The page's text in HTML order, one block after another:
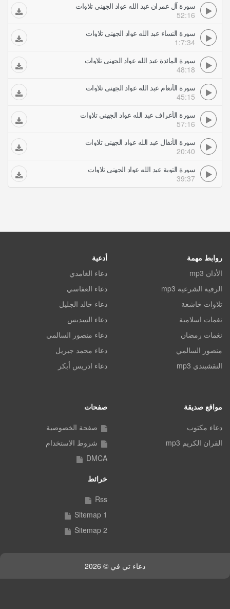
سورة آل عمران عبد الله عواد الجهني تلاوات
52:16
سورة النساء عبد الله عواد الجهني تلاوات
1:7:34
سورة المائدة عبد الله عواد الجهني تلاوات
48:18
سورة الأنعام عبد الله عواد الجهني تلاوات
45:15
سورة الأعراف عبد الله عواد الجهني تلاوات
57:16
سورة الأنفال عبد الله عواد الجهني تلاوات
20:40
سورة التوبة عبد الله عواد الجهني تلاوات
39:37
روابط مهمة
الأذان mp3
الرقية الشرعية mp3
تلاوات خاشعة
نغمات اسلامية
نغمات رمضان
منصور السالمي
النقشبندي mp3
أدعية
دعاء الغامدي
دعاء العفاسي
دعاء خالد الجليل
دعاء السديس
دعاء منصور السالمي
دعاء محمد جبريل
دعاء ادريس أبكر
مواقع صديقة
دعاء مكتوب
القران الكريم mp3
صفحات
صفحة الخصوصية
شروط الاستخدام
DMCA
خرائط
Rss
Sitemap 1
Sitemap 2
دعاء تي في © 2026